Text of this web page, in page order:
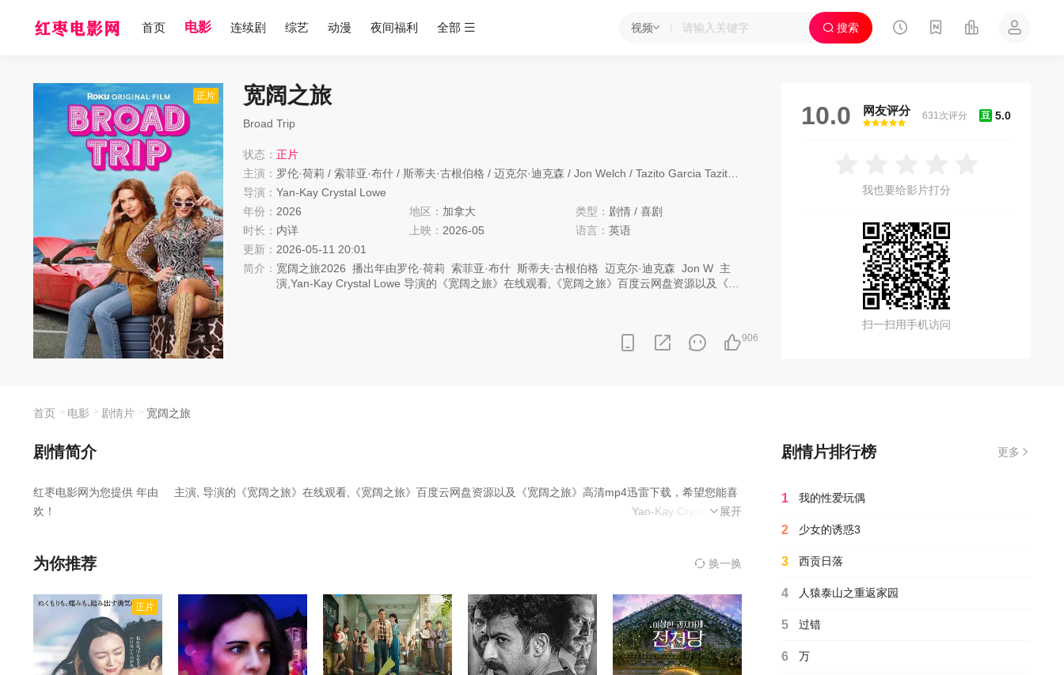
视频 搜索
首页 电影 连续剧 综艺 动漫 夜间福利 全部
正片 宽阔之旅
Broad Trip
状态： 正片
主演： 罗伦·荷莉 / 索菲亚·布什 / 斯蒂夫·古根伯格 / 迈克尔·迪克森 / Jon Welch / Tazito Garcia Tazito Garcia
导演： Yan-Kay Crystal Lowe
年份： 2026 地区： 加拿大 类型： 剧情 / 喜剧
时长： 内详 上映： 2026-05 语言： 英语
更新： 2026-05-11 20:01
简介： 宽阔之旅2026 播出年由罗伦·荷莉 索菲亚·布什 斯蒂夫·古根伯格 迈克尔·迪克森 Jon W 主
演, Yan-Kay Crystal Lowe 导演的《宽阔之旅》在线观看,《宽阔之旅》百度云网盘资源以及《宽
饰）。在旅途中，她们重新发现了彼此牢不可破的纽带，直面旧伤和旧情，同时也明白了人生有906
10.0 网友评分
很差
较差还行推荐力荐
豆 5.0
631次评分
我也要给影片打分
扫一扫用手机访问
首页 电影 剧情片 宽阔之旅
剧情简介
红枣电影网为您提供
2026
年由
罗伦·荷莉
索菲亚·布什
斯蒂夫·古根伯格
迈克尔·迪克森
Jon W
主演,
Yan-Kay Crystal Lowe
导演的《宽阔之旅》在线观看,《宽阔之旅》百度云网盘资源以及《宽阔之旅》高清mp4迅雷下载，希望您能喜
欢！
划进行——也许这样也没什么不好。”
展开
为你推荐 换一换
正片
剧情片排行榜 更多
1 我的性爱玩偶
2 少女的诱惑3
3 西贡日落
4 人猿泰山之重返家园
5 过错
6 万